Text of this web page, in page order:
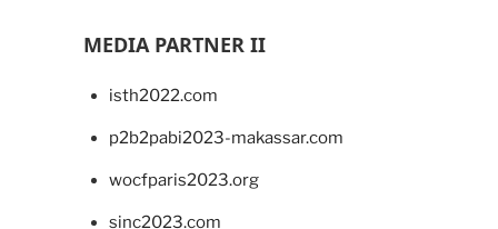
MEDIA PARTNER II
isth2022.com
p2b2pabi2023-makassar.com
wocfparis2023.org
sinc2023.com